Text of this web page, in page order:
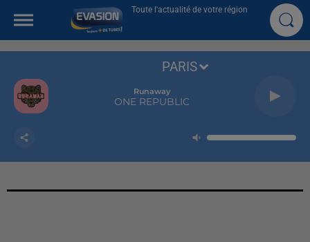
Toute l'actualité de votre région
Runaway
ONE REPUBLIC
PARIS